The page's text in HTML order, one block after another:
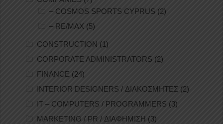
– COSMOS SPORTS CYPRUS (2)
– RE/MAX (5)
CONSTRUCTION (1)
CORPORATE ADMINISTRATORS (2)
FINANCE (24)
INTERIOR DESIGNERS / ΔΙΑΚΟΣΜΗΤΕΣ (2)
IT – COMPUTERS / PROGRAMMERS (3)
MARKETING / PR / ΔΙΑΦΗΜΙΣΗ (3)